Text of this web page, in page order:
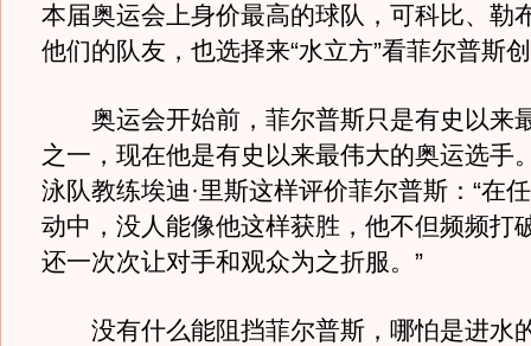
本届奥运会上身价最高的球队，可科比、勒
他们的队友，也选择来“水立方”看菲尔普斯
奥运会开始前，菲尔普斯只是有史以来
之一，现在他是有史以来最伟大的奥运选手
泳队教练埃迪·里斯这样评价菲尔普斯：“在
动中，没人能像他这样获胜，他不但频频打
还一次次让对手和观众为之折服。”
没有什么能阻挡菲尔普斯，哪怕是进水